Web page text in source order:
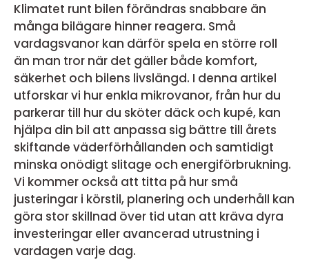
Klimatet runt bilen förändras snabbare än
många bilägare hinner reagera. Små
vardagsvanor kan därför spela en större roll
än man tror när det gäller både komfort,
säkerhet och bilens livslängd. I denna artikel
utforskar vi hur enkla mikrovanor, från hur du
parkerar till hur du sköter däck och kupé, kan
hjälpa din bil att anpassa sig bättre till årets
skiftande väderförhållanden och samtidigt
minska onödigt slitage och energiförbrukning.
Vi kommer också att titta på hur små
justeringar i körstil, planering och underhåll kan
göra stor skillnad över tid utan att kräva dyra
investeringar eller avancerad utrustning i
vardagen varje dag.